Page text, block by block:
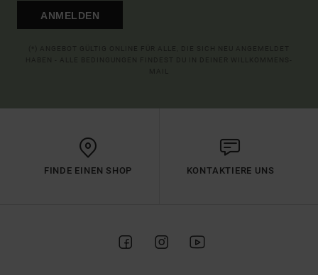
ANMELDEN
FINDE EINEN SHOP KONTAKTIERE UNS